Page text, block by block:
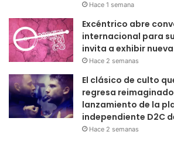
Hace 1 semana
Excéntrico abre
internacional para
invita a exhibir
Hace 2 semanas
El clásico de culto
regresa
lanzamiento de la
independiente D2C
Hace 2 semanas